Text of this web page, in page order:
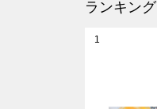
ランキング
1